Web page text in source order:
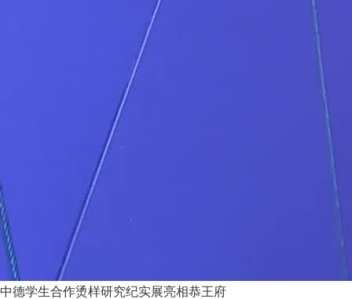
中德学生合作烫样研究纪实展亮相恭王府